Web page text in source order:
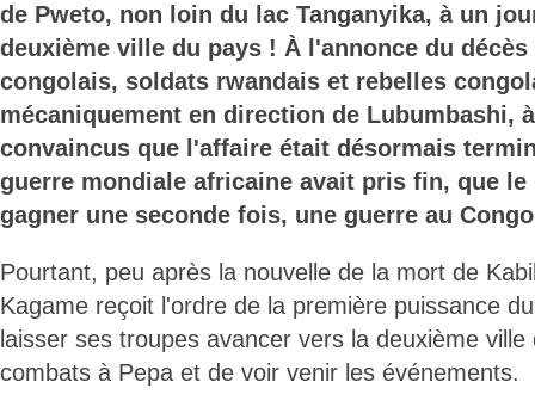
de Pweto, non loin du lac Tanganyika, à un
deuxième ville du pays ! À l'annonce du
congolais, soldats rwandais et rebelles
mécaniquement en direction de Lubumbashi,
convaincus que l'affaire était désormais
guerre mondiale africaine avait pris fin, que le
gagner une seconde fois, une guerre au
Pourtant, peu après la nouvelle de la mort de
Kagame reçoit l'ordre de la première puissance
laisser ses troupes avancer vers la deuxième
combats à Pepa et de voir venir les événements.